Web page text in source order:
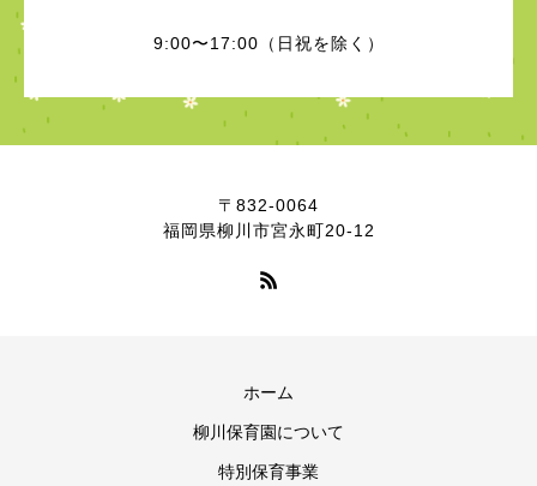
9:00〜17:00（日祝を除く）
〒832-0064
福岡県柳川市宮永町20-12
ホーム
柳川保育園について
特別保育事業